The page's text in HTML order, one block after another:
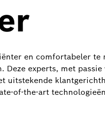
en comfortabeler te
experts, met passie
uitstekende
of-the-art